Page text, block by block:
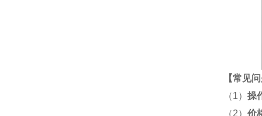
【常见
（1） 操
（2） 价